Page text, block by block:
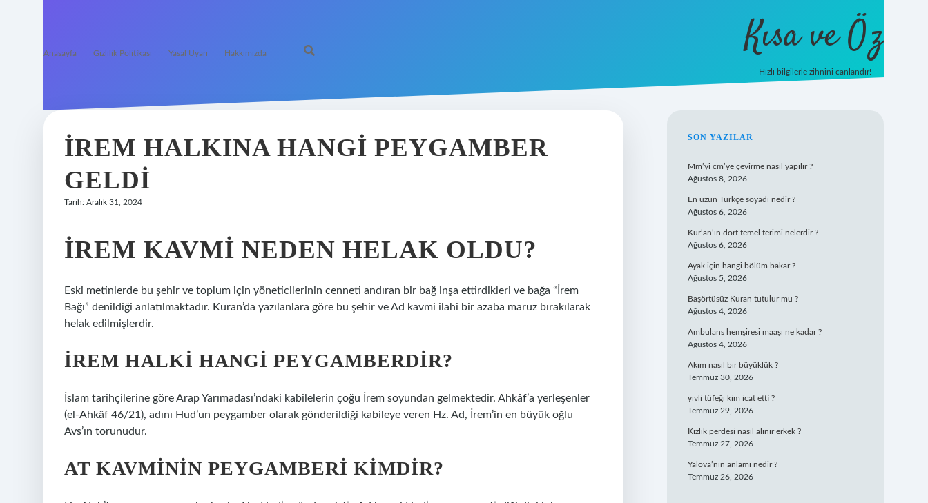
Anasayfa Gizlilik Politikası Yasal Uyarı Hakkımızda Kısa ve Öz
Hızlı bilgilerle zihnini canlandır!
İREM HALKINA HANGI PEYGAMBER
GELDI
Tarih: Aralık 31, 2024
İREM KAVMI NEDEN HELAK OLDU?
Eski metinlerde bu şehir ve toplum için yöneticilerinin cenneti andıran bir bağ inşa ettirdikleri ve bağa “İrem
Bağı” denildiği anlatılmaktadır. Kuran’da yazılanlara göre bu şehir ve Ad kavmi ilahi bir azaba maruz bırakılarak
helak edilmişlerdir.
İREM HALKI HANGI PEYGAMBERDIR?
İslam tarihçilerine göre Arap Yarımadası’ndaki kabilelerin çoğu İrem soyundan gelmektedir. Ahkâf’a yerleşenler
(el-Ahkâf 46/21), adını Hud’un peygamber olarak gönderildiği kabileye veren Hz. Ad, İrem’in en büyük oğlu
Avs’ın torunudur.
AT KAVMININ PEYGAMBERI KIMDIR?
SIDEBAR
SON YAZILAR
Mm’yi cm’ye çevirme nasıl yapılır ?
Ağustos 8, 2026
En uzun Türkçe soyadı nedir ?
Ağustos 6, 2026
Kur’an’ın dört temel terimi nelerdir ?
Ağustos 6, 2026
Ayak için hangi bölüm bakar ?
Ağustos 5, 2026
Başörtüsüz Kuran tutulur mu ?
Ağustos 4, 2026
Ambulans hemşiresi maaşı ne kadar ?
Ağustos 4, 2026
Akım nasıl bir büyüklük ?
Temmuz 30, 2026
yivli tüfeği kim icat etti ?
Temmuz 29, 2026
Kızlık perdesi nasıl alınır erkek ?
Temmuz 27, 2026
Yalova’nın anlamı nedir ?
Temmuz 26, 2026